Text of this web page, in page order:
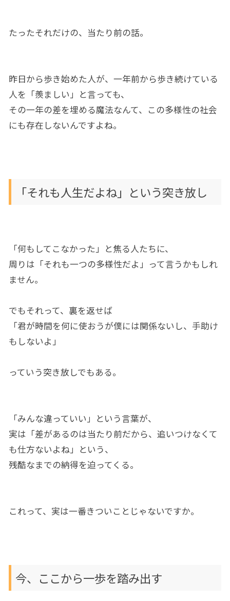
たったそれだけの、当たり前の話。
昨日から歩き始めた人が、一年前から歩き続けている
人を「羨ましい」と言っても、
その一年の差を埋める魔法なんて、この多様性の社会
にも存在しないんですよね。
「それも人生だよね」という突き放し
「何もしてこなかった」と焦る人たちに、
周りは「それも一つの多様性だよ」って言うかもしれ
ません。
でもそれって、裏を返せば
「君が時間を何に使おうが僕には関係ないし、手助け
もしないよ」
っていう突き放しでもある。
「みんな違っていい」という言葉が、
実は「差があるのは当たり前だから、追いつけなくて
も仕方ないよね」という、
残酷なまでの納得を迫ってくる。
これって、実は一番きついことじゃないですか。
今、ここから一歩を踏み出す